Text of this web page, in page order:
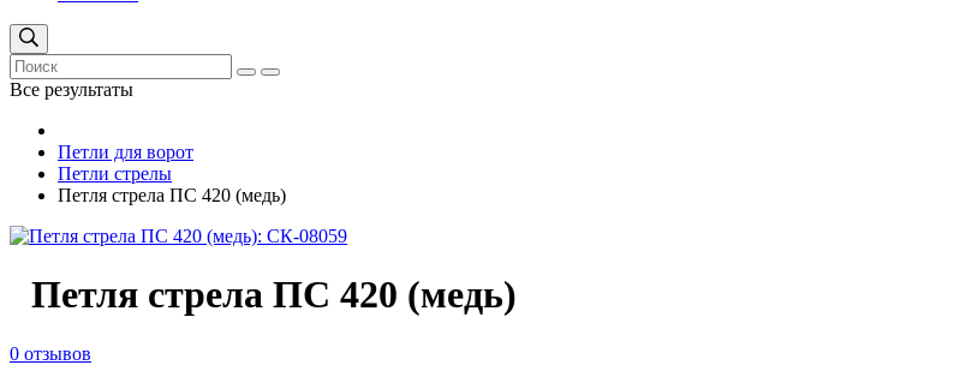
Все результаты
Петли для ворот
Петли стрелы
Петля стрела ПС 420 (медь)
Петля стрела ПС 420 (медь)
0 отзывов